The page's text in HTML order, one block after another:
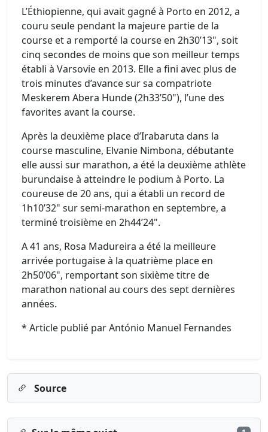
L’Éthiopienne, qui avait gagné à Porto en 2012, a
couru seule pendant la majeure partie de la
course et a remporté la course en 2h30’13", soit
cinq secondes de moins que son meilleur temps
établi à Varsovie en 2013. Elle a fini avec plus de
trois minutes d’avance sur sa compatriote
Meskerem Abera Hunde (2h33’50"), l’une des
favorites avant la course.
Après la deuxième place d’Irabaruta dans la
course masculine, Elvanie Nimbona, débutante
elle aussi sur marathon, a été la deuxième athlète
burundaise à atteindre le podium à Porto. La
coureuse de 20 ans, qui a établi un record de
1h10’32" sur semi-marathon en septembre, a
terminé troisième en 2h44’24".
A 41 ans, Rosa Madureira a été la meilleure
arrivée portugaise à la quatrième place en
2h50’06", remportant son sixième titre de
marathon national au cours des sept dernières
années.
* Article publié par António Manuel Fernandes
Source